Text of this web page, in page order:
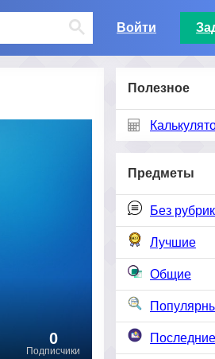
Войти
Полезное
Предметы
Без
Лучшие
Общие
Последние
Подписчики
0